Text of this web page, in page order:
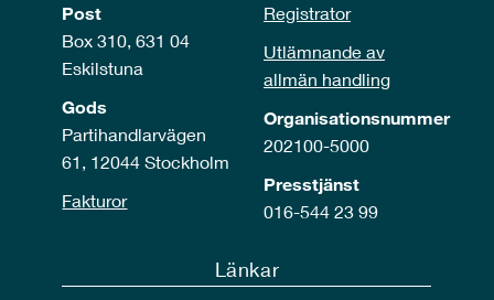
Post
Box 310, 631 04
Eskilstuna
Gods
Partihandlarvägen
61, 12044 Stockholm
Fakturor
Registrator
Utlämnande av
allmän handling
Organisationsnummer
202100-5000
Presstjänst
016-544 23 99
Länkar